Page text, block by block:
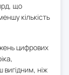
що
кількість
цифрових
ніж